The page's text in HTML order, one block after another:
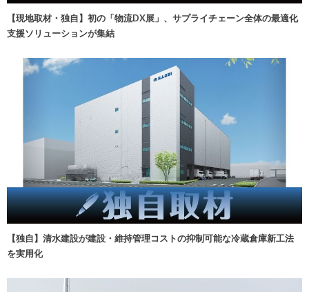
【現地取材・独自】初の「物流DX展」、サプライチェーン全体の最適化
支援ソリューションが集結
【独自】清水建設が建設・維持管理コストの抑制可能な冷蔵倉庫新工法
を実用化